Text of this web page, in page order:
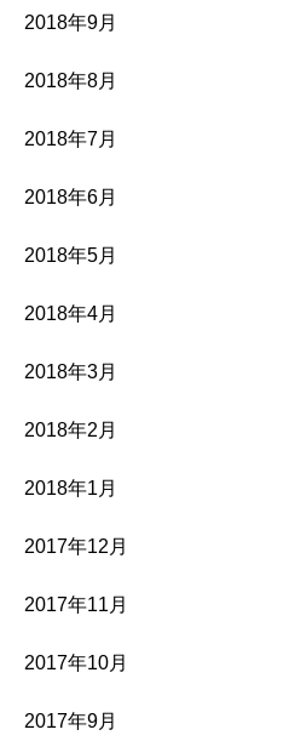
2018年9月
2018年8月
2018年7月
2018年6月
2018年5月
2018年4月
2018年3月
2018年2月
2018年1月
2017年12月
2017年11月
2017年10月
2017年9月